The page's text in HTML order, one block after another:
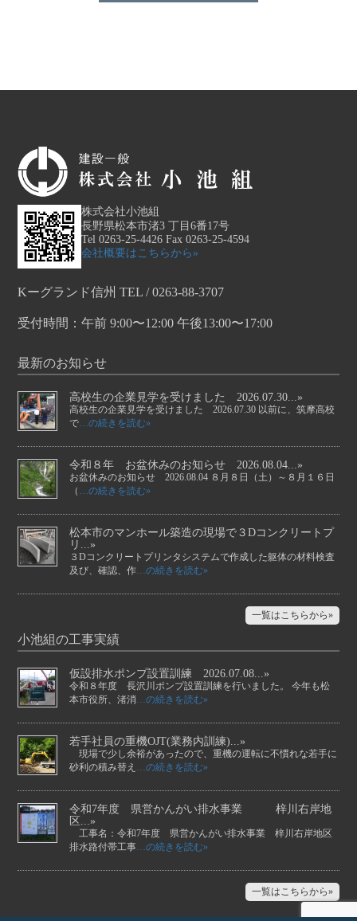
株式会社小池組
長野県松本市渚3 丁目6番17号
Tel 0263-25-4426 Fax 0263-25-4594
会社概要はこちらから»
Kーグランド信州 TEL / 0263-88-3707
受付時間：午前 9:00〜12:00 午後13:00〜17:00
最新のお知らせ
高校生の企業見学を受けました 2026.07.30...»
高校生の企業見学を受けました 2026.07.30 以前に、筑摩高校
で…の続きを読む»
令和８年 お盆休みのお知らせ 2026.08.04...»
お盆休みのお知らせ 2026.08.04 ８月８日（土）～８月１６日
（ …の続きを読む»
松本市のマンホール築造の現場で３Dコンクリートプ
リ...»
３Dコンクリートプリンタシステムで作成した躯体の材料検査
及び、確認、作…の続きを読む»
一覧はこちらから»
小池組の工事実績
仮設排水ポンプ設置訓練 2026.07.08...»
令和８年度 長沢川ポンプ設置訓練を行いました。 今年も松
本市役所、渚消…の続きを読む»
若手社員の重機OJT(業務内訓練)...»
現場で少し余裕があったので、重機の運転に不慣れな若手に
砂利の積み替え …の続きを読む»
令和7年度 県営かんがい排水事業 梓川右岸地
区...»
工事名：令和7年度 県営かんがい排水事業 梓川右岸地区
排水路付帯工事…の続きを読む»
一覧はこちらから»